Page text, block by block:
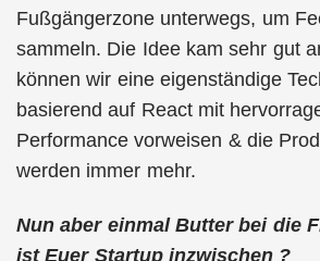
Fußgängerzone unterwegs, um
sammeln. Die Idee kam sehr gut
können wir eine eigenständige
basierend auf React mit
Performance vorweisen & die
werden immer mehr.
Nun aber einmal Butter bei die
ist Euer Startup inzwischen ?